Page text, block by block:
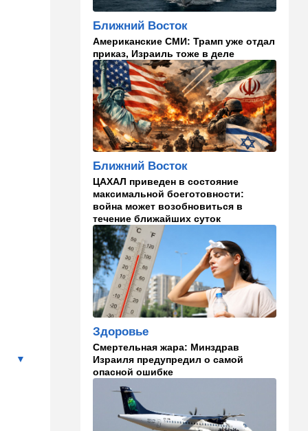
11:49 Общество
11 лет в бегах: в Бен-
Гурионе арестован педофил,
орудовавший в Хайфе,
Крайот и Кирьят-Шмоне
11:35 Израиль
США и Израиль могут
перейти к беспрецедентному
оборонному партнерству
11:03 Общество
Найдено сильно
разложившееся тело:
поиски 23-летнего парня
приняли трагический оборот
10:32 Деньги
Где самые дешевые
продукты онлайн
09:57 Технологии
Важнейший совет
экспертов: это может спасти
вас и вашу семью от
стремительно
распространяющейся
угрозы
Мнения
Ближний Восток
Американские СМИ: Трамп уже отдал
приказ, Израиль тоже в деле
Ближний Восток
ЦАХАЛ приведен в состояние
максимальной боеготовности:
война может возобновиться в
течение ближайших суток
Здоровье
Смертельная жара: Минздрав
Израиля предупредил о самой
опасной ошибке